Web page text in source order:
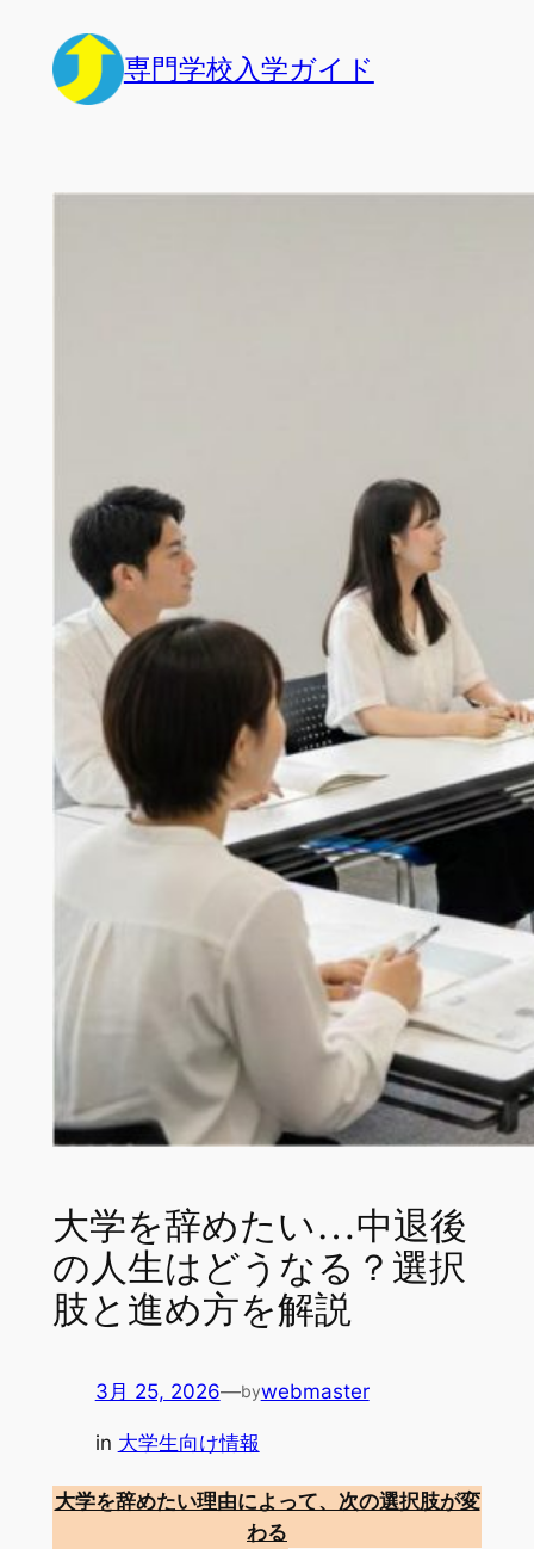
専門学校入学ガイド
大学を辞めたい…中退後
の人生はどうなる？選択
肢と進め方を解説
3月 25, 2026—bywebmaster
in 大学生向け情報
大学を辞めたい理由によって、次の選択肢が変
わる